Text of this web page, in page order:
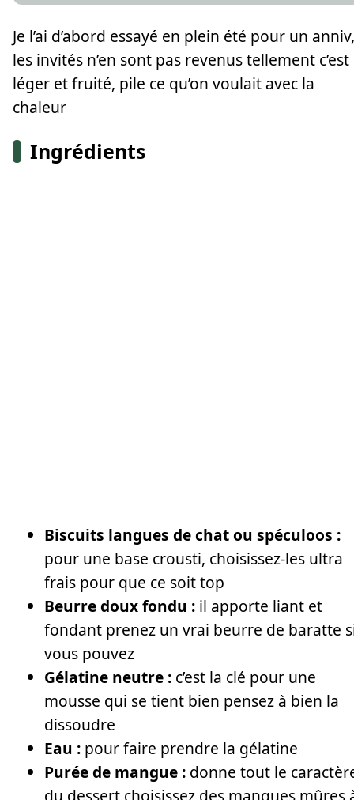
Je l’ai d’abord essayé en plein été pour un anniv,
les invités n’en sont pas revenus tellement c’est
léger et fruité, pile ce qu’on voulait avec la
chaleur
Ingrédients
Biscuits langues de chat ou spéculoos :
pour une base crousti, choisissez-les ultra
frais pour que ce soit top
Beurre doux fondu : il apporte liant et
fondant prenez un vrai beurre de baratte
vous pouvez
Gélatine neutre : c’est la clé pour une
mousse qui se tient bien pensez à bien la
dissoudre
Eau : pour faire prendre la gélatine
Purée de mangue : donne tout le
du dessert choisissez des mangues mûres